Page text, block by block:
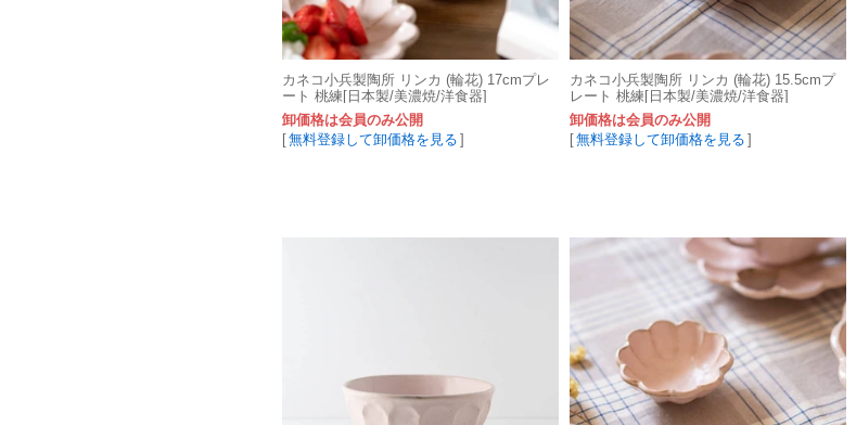
カネコ小兵製陶所 リンカ (輪花) 17cmプレ
ート 桃練[日本製/美濃焼/洋食器]
卸価格は会員のみ公開
[無料登録して卸価格を見る ]
カネコ小兵製陶所 リンカ (輪花) 15.5cmプ
レート 桃練[日本製/美濃焼/洋食器]
卸価格は会員のみ公開
[無料登録して卸価格を見る ]